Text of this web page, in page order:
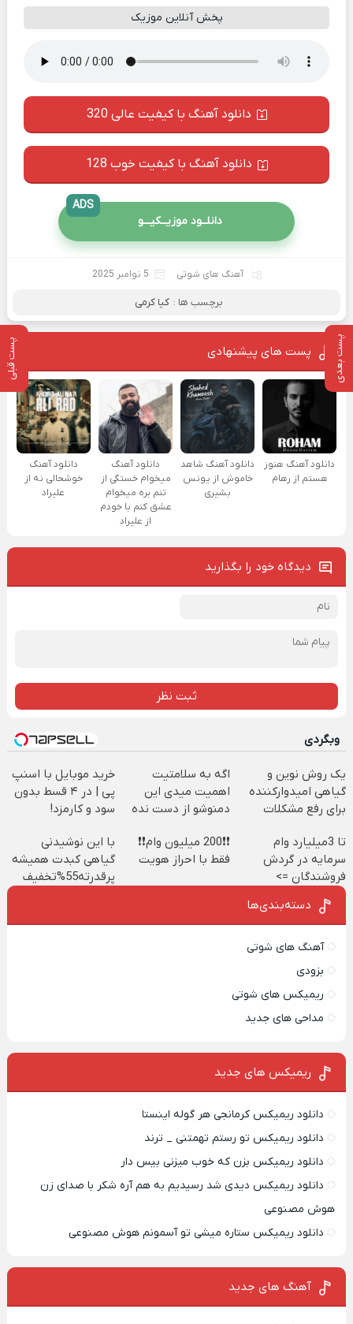
پست بعدی پست قبلی
پخش آنلاین موزیک
دانلود آهنگ با کیفیت عالی 320
دانلود آهنگ با کیفیت خوب 128
دانلــود موزیــکیـــو
ADS
آهنگ های شوتی 5 نوامبر 2025
برچسب ها : کیا کرمی
پست های پیشنهادی
دانلود آهنگ هنوز
هستم از رهام
دانلود آهنگ شاهد
خاموش از یونس
بشیری
دانلود آهنگ
میخوام خستگی از
تنم بره میخوام
عشق کنم با خودم
از علیراد
دانلود آهنگ
خوشحالی نه از
علیراد
دیدگاه خود را بگذارید
ثبت نظر
وبگردی
یک روش نوین و
گیاهی امیدوارکننده
برای رفع مشکلات
اگه به سلامتیت
اهمیت میدی این
دمنوشو از دست نده
خرید موبایل با اسنپ
پی | در ۴ قسط بدون
سود و کارمزد!
تا 3میلیارد وام
سرمایه در گردش
فروشندگان =>
فروشگاهت رو ثبت
❗❗200 میلیون وام❗❗
فقط با احراز هویت
با این نوشیدنی
گیاهی کبدت همیشه
پرقدرته55%تخفیف
دسته‌بندی‌ها
آهنگ های شوتی
بزودی
ریمیکس های شوتی
مداحی های جدید
ریمیکس‌ های جدید
دانلود ریمیکس کرمانجی هر گوله اینستا
دانلود ریمیکس تو رستم تهمتنی _ ترند
دانلود ریمیکس بزن که خوب میزنی بیس دار
دانلود ریمیکس دیدی شد رسیدیم به هم آره شکر با صدای زن
هوش مصنوعی
دانلود ریمیکس ستاره میشی تو آسمونم هوش مصنوعی
آهنگ های جدید